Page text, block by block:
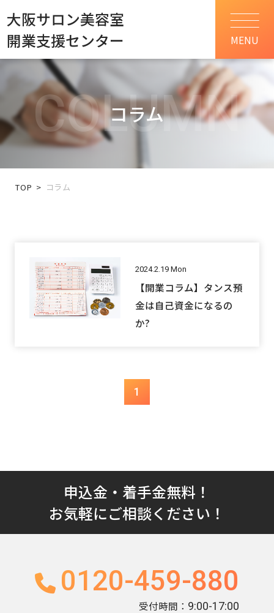
大阪サロン美容室
開業支援センター
MENU
コラム
COLUMN
TOP コラム
2024.2.19 Mon
【開業コラム】タンス預
金は自己資金になるの
か?
1
申込金・着手金無料！
お気軽にご相談ください！
0120-459-880
受付時間： 9:00-17:00